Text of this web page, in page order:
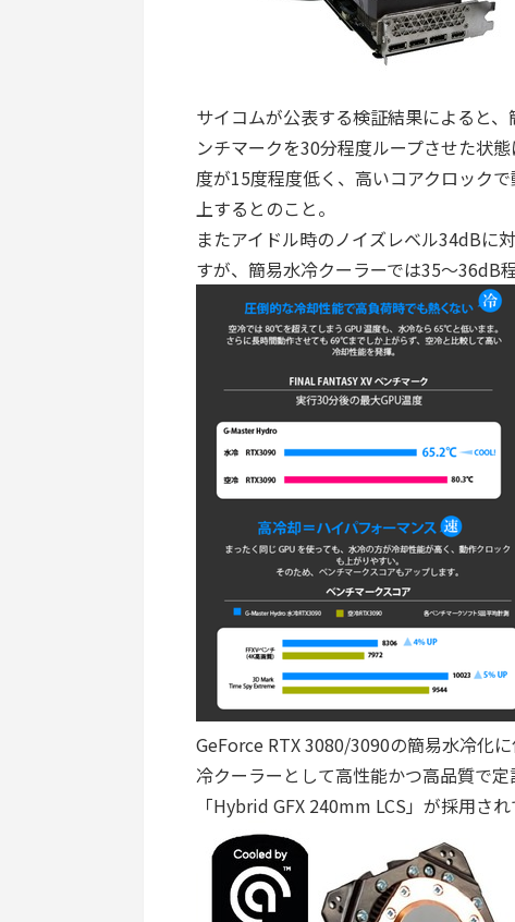
サイコムが公表する検証結果によると
ンチマークを30分程度ループさせた状
度が15度程度低く、高いコアクロック
上するとのこと。
またアイドル時のノイズレベル34dBに
すが、簡易水冷クーラーでは35～36dB
GeForce RTX 3080/3090の簡易水冷化
冷クーラーとして高性能かつ高品質で
「Hybrid GFX 240mm LCS」が採用され